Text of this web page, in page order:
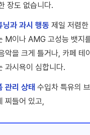
장도 없습니다.
닝과 과시 행동 제일 저렴
M이나 AMG 고성능 뱃지
악을 크게 틀거나, 카페 테
과시욕이 심합니다.
관리 상태 수입차 특유의
찌들어 있고,